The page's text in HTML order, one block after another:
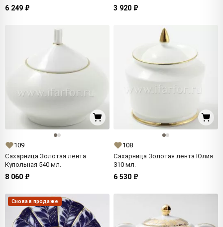
6 249 ₽ 3 920 ₽
109
Сахарница Золотая лента
Купольная 540 мл.
8 060 ₽
108
Сахарница Золотая лента Юлия
310 мл.
6 530 ₽
Снова в продаже